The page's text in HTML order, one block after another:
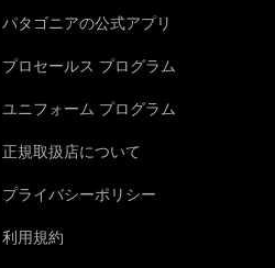
パタゴニアの公式アプリ
プロセールス プログラム
ユニフォーム プログラム
正規取扱店について
プライバシーポリシー
利用規約